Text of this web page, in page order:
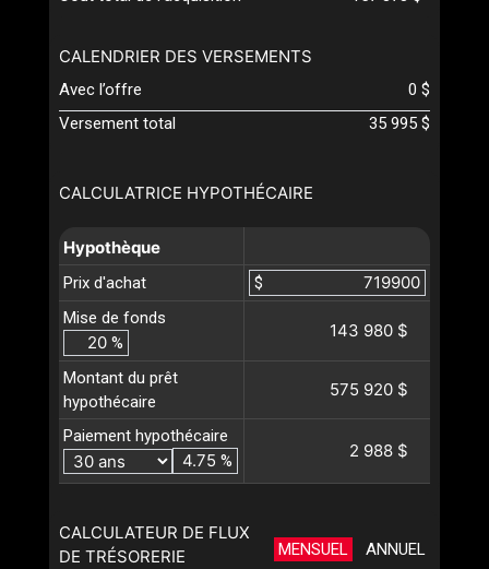
CALCULATRICE HYPOTHÉCAIRE
Hypothèque
Prix d'achat
$
Mise de fonds
%
143 980 $
Montant du prêt
hypothécaire
575 920 $
Paiement hypothécaire
%
2 988 $
CALCULATEUR DE FLUX
DE TRÉSORERIE
MENSUEL ANNUEL
CALENDRIER DES VERSEMENTS
Avec l’offre
0 $
Versement total
35 995 $